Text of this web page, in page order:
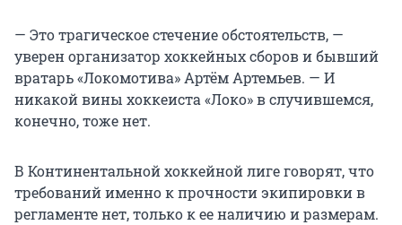
— Это трагическое стечение обстоятельств, —
уверен организатор хоккейных сборов и бывший
вратарь «Локомотива» Артём Артемьев. — И
никакой вины хоккеиста «Локо» в случившемся,
конечно, тоже нет.
В Континентальной хоккейной лиге говорят, что
требований именно к прочности экипировки в
регламенте нет, только к ее наличию и размерам.